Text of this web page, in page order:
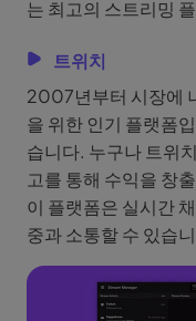
는 최고의 스트리밍
트위치
2007년부터 시장에
을 위한 인기 플랫폼
습니다. 누구나 트위
고를 통해 수익을 창
이 플랫폼은 실시간
중과 소통할 수 있습